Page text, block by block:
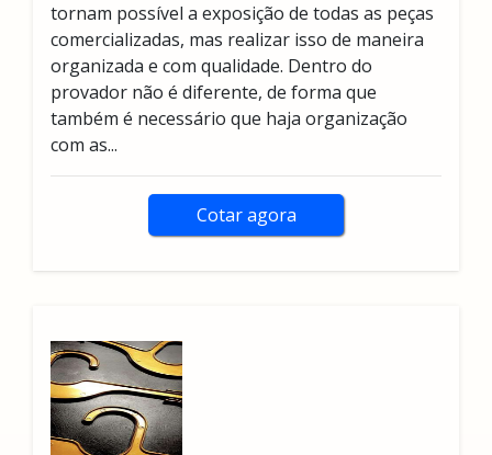
tornam possível a exposição de todas as peças
comercializadas, mas realizar isso de maneira
organizada e com qualidade. Dentro do
provador não é diferente, de forma que
também é necessário que haja organização
com as...
Cotar agora